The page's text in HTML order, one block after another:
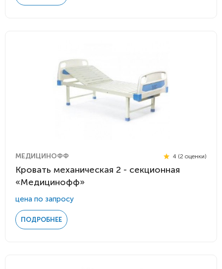
МЕДИЦИНОФФ 4 (2 оценки)
Кровать механическая 2 - секционная
«Медицинофф»
цена по запросу
ПОДРОБНЕЕ